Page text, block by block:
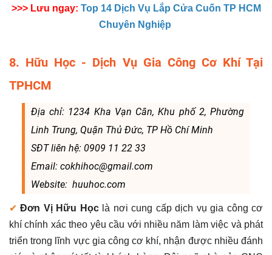
>>> Lưu ngay: Top 14 Dịch Vụ Lắp Cửa Cuốn TP HCM
Chuyên Nghiệp
8. Hữu Học - Dịch Vụ Gia Công Cơ Khí Tại
TPHCM
Địa chỉ: 1234 Kha Vạn Cân, Khu phố 2, Phường
Linh Trung, Quận Thủ Đức, TP Hồ Chí Minh
SĐT liên hệ: 0909 11 22 33
Email: cokhihoc@gmail.com
Website: huuhoc.com
✔Đơn Vị Hữu Họclà nơi cung cấp dịch vụ gia công cơ
khí chính xác theo yêu cầu với nhiều năm làm việc và phát
triển trong lĩnh vực gia công cơ khí, nhận được nhiều đánh